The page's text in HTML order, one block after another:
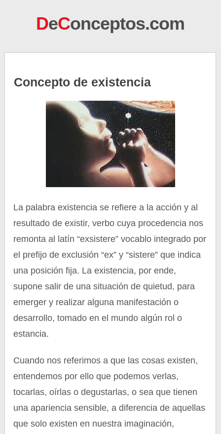
DeConceptos.com
Concepto de existencia
La palabra existencia se refiere a la acción y al
resultado de existir, verbo cuya procedencia nos
remonta al latín “exsistere” vocablo integrado por
el prefijo de exclusión “ex” y “sistere” que indica
una posición fija. La existencia, por ende,
supone salir de una situación de quietud, para
emerger y realizar alguna manifestación o
desarrollo, tomado en el mundo algún rol o
estancia.
Cuando nos referimos a que las cosas existen,
entendemos por ello que podemos verlas,
tocarlas, oírlas o degustarlas, o sea que tienen
una apariencia sensible, a diferencia de aquellas
que solo existen en nuestra imaginación,